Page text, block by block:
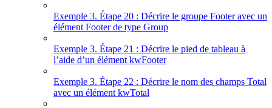
Exemple 3. Étape 20 : Décrire le groupe Footer avec un
élément Footer de type Group
Exemple 3. Étape 21 : Décrire le pied de tableau à
l’aide d’un élément kwFooter
Exemple 3. Étape 22 : Décrire le nom des champs Total
avec un élément kwTotal